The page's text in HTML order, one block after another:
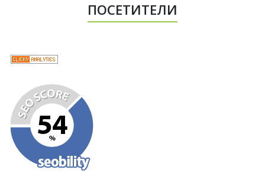
ПОСЕТИТЕЛИ